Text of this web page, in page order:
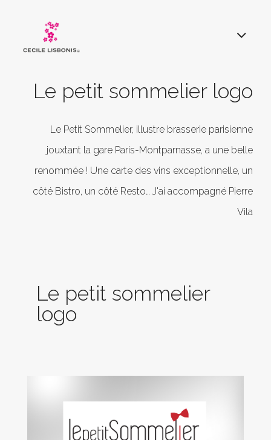
Le petit sommelier logo
Le Petit Sommelier, illustre brasserie parisienne
jouxtant la gare Paris-Montparnasse, a une belle
renommée ! Une carte des vins exceptionnelle, un
côté Bistro, un côté Resto… J'ai accompagné Pierre
Vila
Le petit sommelier
logo
Le Petit Sommelier, illustre brasserie parisienne jouxtant la
gare Paris-Montparnasse, a une belle renommée ! Une carte
Conception graphique • Création visuelle •
Illustration • Mise en page